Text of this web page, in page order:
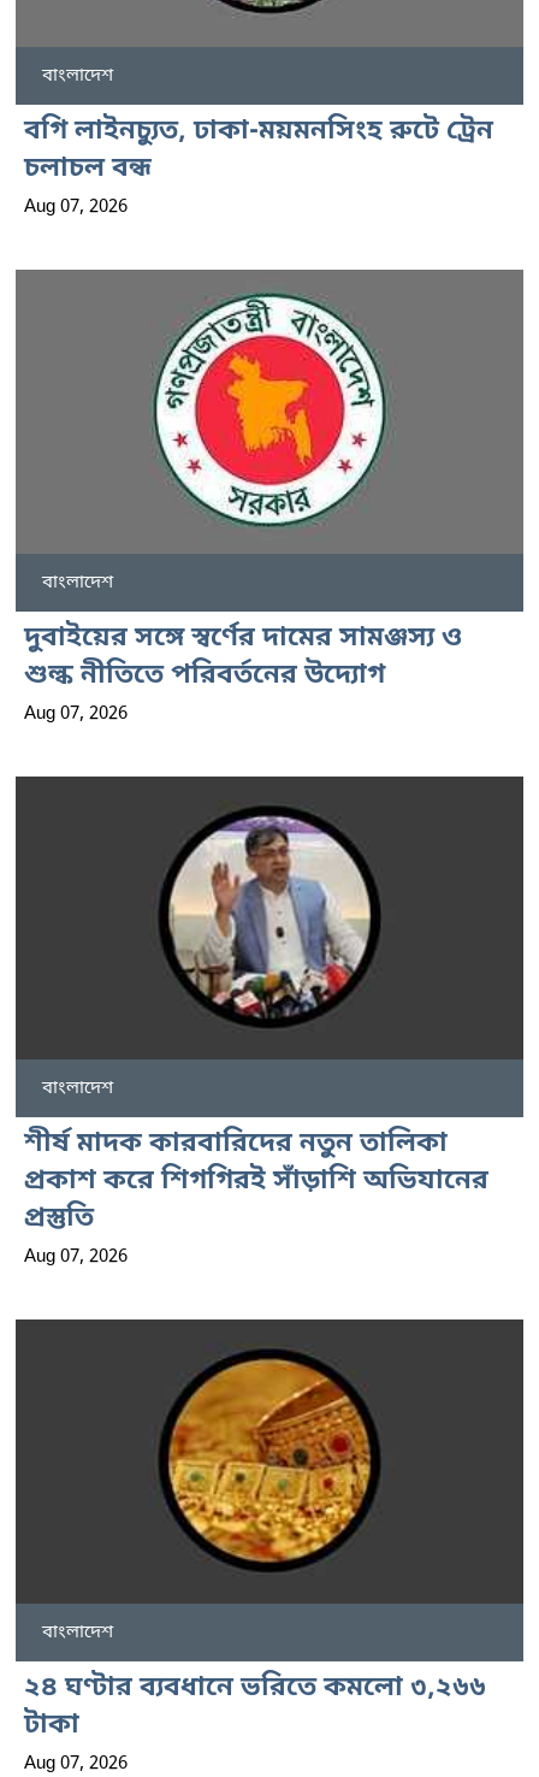
বাংলাদেশ
বগি লাইনচ্যুত, ঢাকা-ময়মনসিংহ রুটে ট্রেন
চলাচল বন্ধ
Aug 07, 2026
বাংলাদেশ
দুবাইয়ের সঙ্গে স্বর্ণের দামের সামঞ্জস্য ও
শুল্ক নীতিতে পরিবর্তনের উদ্যোগ
Aug 07, 2026
বাংলাদেশ
শীর্ষ মাদক কারবারিদের নতুন তালিকা
প্রকাশ করে শিগগিরই সাঁড়াশি অভিযানের
প্রস্তুতি
Aug 07, 2026
বাংলাদেশ
২৪ ঘণ্টার ব্যবধানে ভরিতে কমলো ৩,২৬৬
টাকা
Aug 07, 2026